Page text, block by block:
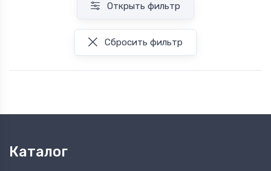
Открыть фильтр
Сбросить фильтр
Каталог